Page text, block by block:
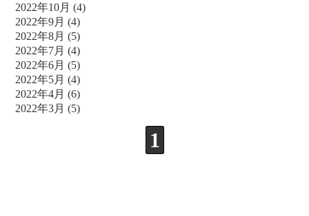
2022年10月 (4)
2022年9月 (4)
2022年8月 (5)
2022年7月 (4)
2022年6月 (5)
2022年5月 (4)
2022年4月 (6)
2022年3月 (5)
1